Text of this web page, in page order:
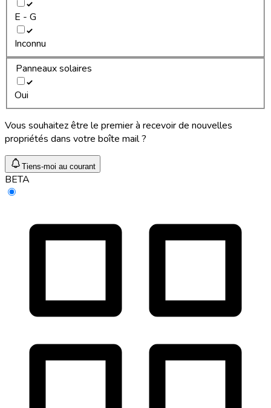
E - G
Inconnu
Panneaux solaires
Oui
Vous souhaitez être le premier à recevoir de nouvelles
propriétés dans votre boîte mail ?
Tiens-moi au courant
BETA